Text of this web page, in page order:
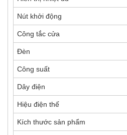
Nút khởi động
Công tắc cửa
Đèn
Công suất
Dây điện
Hiệu điện thế
Kích thước sản phẩm